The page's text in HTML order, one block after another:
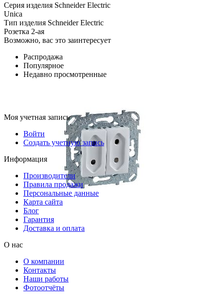
Серия изделия Schneider Electric
Unica
Тип изделия Schneider Electric
Розетка 2-ая
Возможно, вас это заинтересует
Распродажа
Популярное
Недавно просмотренные
Моя учетная запись
Войти
Создать учетную запись
Информация
Производители
Правила продажи
Персональные данные
Карта сайта
Блог
Гарантия
Доставка и оплата
О нас
О компании
Контакты
Наши работы
Фотоотчёты